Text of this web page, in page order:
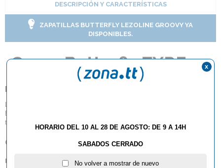
DESCRIPCIÓN Y CARACTERÍSTICAS
ZAPATILLAS BUTTERFLY LEZOLINE GROOVY YA
DISPONIBLES.
Goma Butterfly ZYRE 03
La
Butterfly, tipo
tecnologías para ofrecer potencia, efecto y durabilidad.
Construcción y tecnología
Ricosheet Top Sheet : superficie con picos cortos y densos
HORARIO DEL 10 AL 28 DE AGOSTO: DE 9 A 14H
SABADOS CERRADO
No volver a mostrar de nuevo
x